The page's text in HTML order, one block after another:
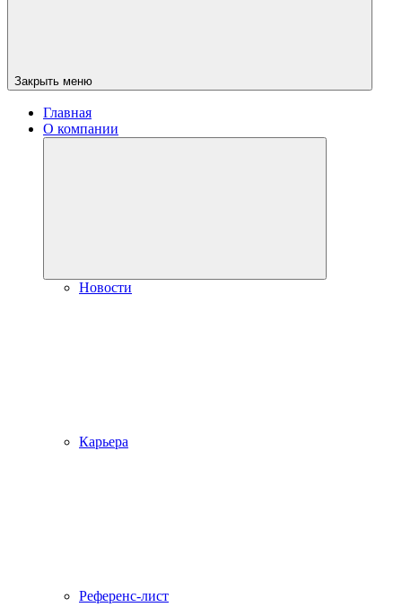
Закрыть меню
Главная
О компании
Новости
Карьера
Референс-лист